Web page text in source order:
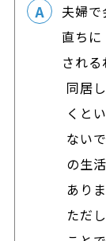
夫婦で
直ち
される
同居
くと
ない
の生
ありま
ただ